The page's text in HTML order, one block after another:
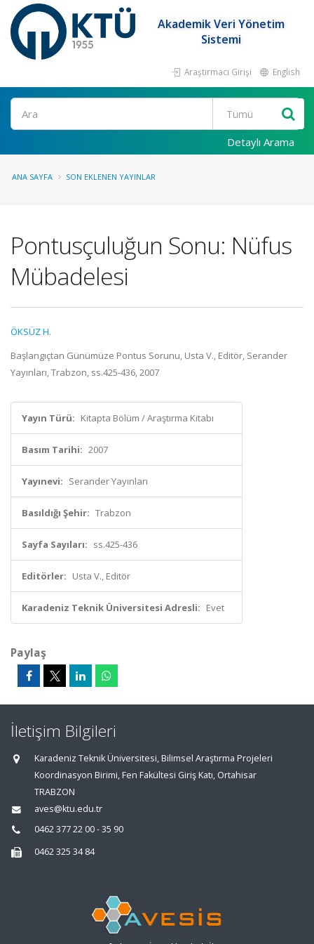
Akademik Veri Yönetim
Sistemi
Araştırmacı Girişi English
Ara
Detaylı Arama
ANA SAYFA SON EKLENEN YAYINLAR
Pontusçuluğun Sonu: Nüfus
Mübadelesi
ÖKSÜZ H.
Başlangıçtan Günümüze Pontus Sorunu, Usta V., Editör, Serander
Yayınları, Trabzon, ss.425-436, 2007
Yayın Türü: Kitapta Bölüm / Araştırma Kitabı
Basım Tarihi: 2007
Yayınevi: Serander Yayınları
Basıldığı Şehir: Trabzon
Sayfa Sayıları: ss.425-436
Editörler: Usta V., Editör
Karadeniz Teknik Üniversitesi Adresli: Evet
Paylaş
İletişim Bilgileri
Karadeniz Teknik Üniversitesi, Bilimsel Araştırma Projeleri
Koordinasyon Birimi, Fen Fakültesi Giriş Katı, Ortahisar
TRABZON
aves@ktu.edu.tr
0462 377 22 00 - 35 90
0462 325 34 84